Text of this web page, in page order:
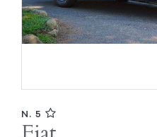
N. 5